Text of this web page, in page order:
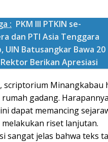
: PKM III PTKIN se-
dan PTI Asia Tenggara
UIN Batusangkar Bawa 20
Berikan Apresiasi
scriptorium Minangkabau
gadang.
dapat memancing
riset lanjutan.
sangat jelas bahwa teks